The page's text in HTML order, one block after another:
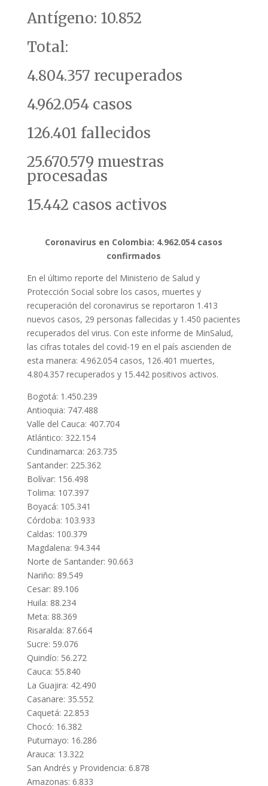
Antígeno: 10.852
Total:
4.804.357 recuperados
4.962.054 casos
126.401 fallecidos
25.670.579 muestras
procesadas
15.442 casos activos
Coronavirus en Colombia: 4.962.054 casos
confirmados
En el último reporte del Ministerio de Salud y
Protección Social sobre los casos, muertes y
recuperación del coronavirus se reportaron 1.413
nuevos casos, 29 personas fallecidas y 1.450 pacientes
recuperados del virus. Con este informe de MinSalud,
las cifras totales del covid-19 en el país ascienden de
esta manera: 4.962.054 casos, 126.401 muertes,
4.804.357 recuperados y 15.442 positivos activos.
Bogotá: 1.450.239
Antioquia: 747.488
Valle del Cauca: 407.704
Atlántico: 322.154
Cundinamarca: 263.735
Santander: 225.362
Bolívar: 156.498
Tolima: 107.397
Boyacá: 105.341
Córdoba: 103.933
Caldas: 100.379
Magdalena: 94.344
Norte de Santander: 90.663
Nariño: 89.549
Cesar: 89.106
Huila: 88.234
Meta: 88.369
Risaralda: 87.664
Sucre: 59.076
Quindío: 56.272
Cauca: 55.840
La Guajira: 42.490
Casanare: 35.552
Caquetá: 22.853
Chocó: 16.382
Putumayo: 16.286
Arauca: 13.322
San Andrés y Providencia: 6.878
Amazonas: 6.833